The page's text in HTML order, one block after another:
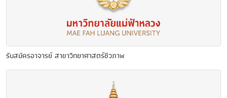
รับสมัครอาจารย์ สาขาวิทยาศาสตร์ชีวภาพ